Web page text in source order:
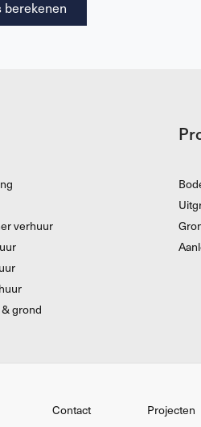
berekenen
verhuur
grond
Contact Projecten